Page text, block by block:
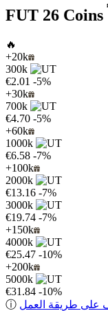
🔥
+20k
300k
€2.01 -5%
+30k
700k
€4.70 -5%
+60k
1000k
€6.58 -7%
+100k
2000k
€13.16 -7%
3000k
€19.74 -7%
+150k
4000k
€25.47 -10%
+200k
5000k
€31.84 -10%
ⓘ